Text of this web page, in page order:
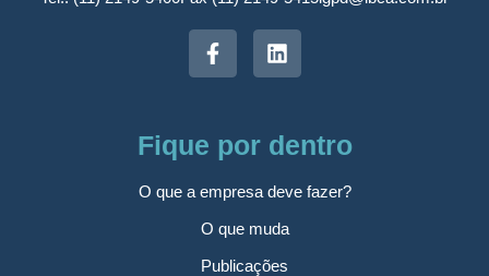
Fique por dentro
O que a empresa deve fazer?
O que muda
Publicações